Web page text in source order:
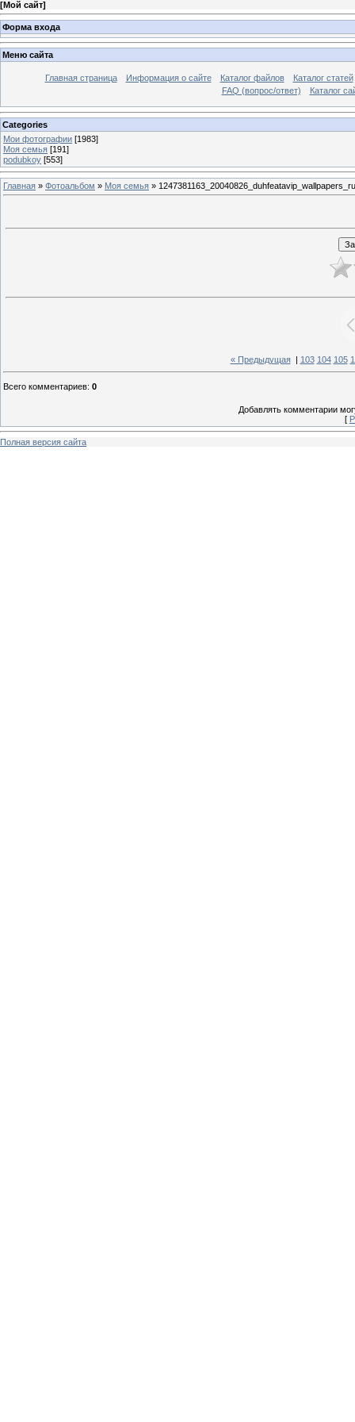
[Мой сайт]
Форма входа
Меню сайта
Главная страница Информация о сайте Каталог файлов
Каталог статей
FAQ (вопрос/ответ)
Каталог
Categories
Мои фотографии [1983]
Моя семья [191]
podubkoy [553]
Главная » Фотоальбом » Моя семья »
« Предыдущая| 103 104 105
Всего комментариев: 0
Добавлять комментарии
[
Полная версия сайта